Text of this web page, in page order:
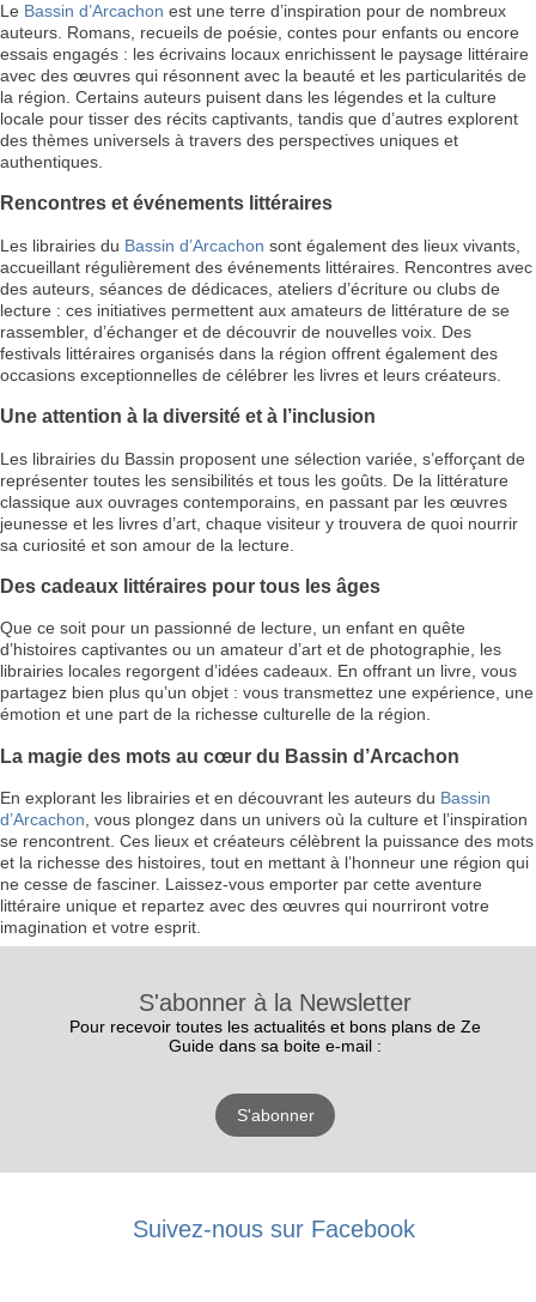
Le Bassin d’Arcachon est une terre d’inspiration pour de nombreux
auteurs. Romans, recueils de poésie, contes pour enfants ou encore
essais engagés : les écrivains locaux enrichissent le paysage littéraire
avec des œuvres qui résonnent avec la beauté et les particularités de
la région. Certains auteurs puisent dans les légendes et la culture
locale pour tisser des récits captivants, tandis que d’autres explorent
des thèmes universels à travers des perspectives uniques et
authentiques.
Rencontres et événements littéraires
Les librairies du Bassin d’Arcachon sont également des lieux vivants,
accueillant régulièrement des événements littéraires. Rencontres avec
des auteurs, séances de dédicaces, ateliers d’écriture ou clubs de
lecture : ces initiatives permettent aux amateurs de littérature de se
rassembler, d’échanger et de découvrir de nouvelles voix. Des
festivals littéraires organisés dans la région offrent également des
occasions exceptionnelles de célébrer les livres et leurs créateurs.
Une attention à la diversité et à l’inclusion
Les librairies du Bassin proposent une sélection variée, s’efforçant de
représenter toutes les sensibilités et tous les goûts. De la littérature
classique aux ouvrages contemporains, en passant par les œuvres
jeunesse et les livres d’art, chaque visiteur y trouvera de quoi nourrir
sa curiosité et son amour de la lecture.
Des cadeaux littéraires pour tous les âges
Que ce soit pour un passionné de lecture, un enfant en quête
d’histoires captivantes ou un amateur d’art et de photographie, les
librairies locales regorgent d’idées cadeaux. En offrant un livre, vous
partagez bien plus qu’un objet : vous transmettez une expérience, une
émotion et une part de la richesse culturelle de la région.
La magie des mots au cœur du Bassin d’Arcachon
En explorant les librairies et en découvrant les auteurs du Bassin
d’Arcachon , vous plongez dans un univers où la culture et l’inspiration
se rencontrent. Ces lieux et créateurs célèbrent la puissance des mots
et la richesse des histoires, tout en mettant à l’honneur une région qui
ne cesse de fasciner. Laissez-vous emporter par cette aventure
littéraire unique et repartez avec des œuvres qui nourriront votre
imagination et votre esprit.
S'abonner à la Newsletter
Pour recevoir toutes les actualités et bons plans de Ze
Guide dans sa boite e-mail :
S'abonner
Suivez-nous sur Facebook